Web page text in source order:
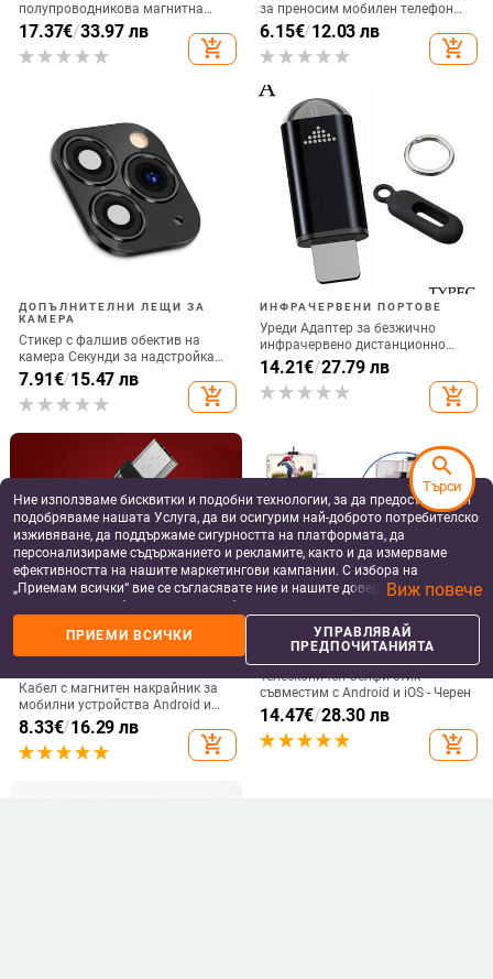
полупроводникова магнитна
задна щипка за мобилен телефон
Радиатор за игра на живо
Цифров дисплей Директна
17.37€/33.97 лв
add_shopping_cart
за преносим мобилен телефон
Запълваща светлина за
фотография, акумулаторна
6.15€/12.03 лв
add_shopping_cart
ДОПЪЛНИТЕЛНИ ЛЕЩИ ЗА
КАМЕРА
Стикер с фалшив обектив на
камера Секунди за надстройка
на iPhone телефон Протектор на
екрана за iPhone X / XS Max
Смяна на iPhone 11 pro Max
7.91€/15.47 лв
add_shopping_cart
ИНФРАЧЕРВЕНИ ПОРТОВЕ
Уреди Адаптер за безжично
инфрачервено дистанционно
управление Интелигентно
приложение за управление на
телефона Инфрачервен
предавател за IPhone и Android
14.21€/27.79 лв
add_shopping_cart
DATA КАБЕЛИ ЗА МОБИЛНИ
Кабел с магнитен накрайник за
мобилни устройства Android и
iOS - бързо зареждане и
синхронизиране TYPE-C, Micro
USB и LIghting в
8.33€/16.29 лв
add_shopping_cart
СЕЛФИ СТИКОВЕ
Телескопичен Селфи стик
съвместим с Android и iOS - Черен
14.47€/28.30 лв
add_shopping_cart
Ние използваме бисквитки и подобни технологии, за да предоставяме и
подобряваме нашата Услуга, да ви осигурим най-доброто потребителско
изживяване, да поддържаме сигурността на платформата, да
персонализираме съдържанието и рекламите, както и да измерваме
ефективността на нашите маркетингови кампании. С избора на
„Приемам всички“ вие се съгласявате ние и нашите доверени партньори
да съхраняваме бисквитки и подобни технологии на вашето устройство
за рекламни и аналитични цели. Можете по всяко време да управлявате
своите предпочитания, като натиснете „Управлявай предпочитанията“.
За повече информация, моля, вижте нашата
данните.
Виж повече
ПРИЕМИ ВСИЧКИ
УПРАВЛЯВАЙ
ПРЕДПОЧИТАНИЯТА
search
Търси